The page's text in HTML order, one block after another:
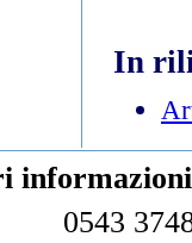
In
0543